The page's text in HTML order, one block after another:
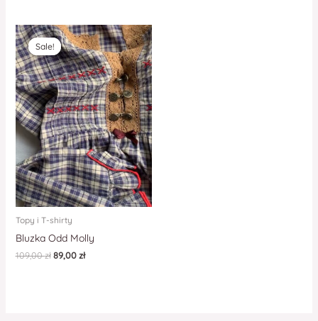
Sale!
Sale!
Topy i T-shirty
Bluzka Odd Molly
109,00zł 89,00zł